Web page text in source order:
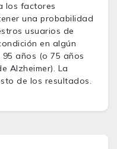
los factores
una probabilidad
usuarios de
en algún
años (o 75 años
Alzheimer). La
de los resultados.